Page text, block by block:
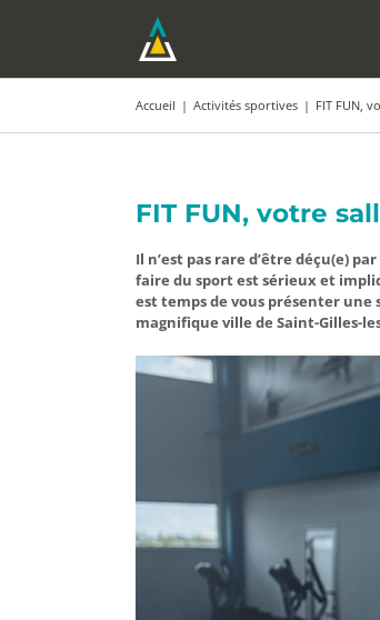
Accueil | Activités sportives | FIT FUN,
FIT FUN, votre
Il n’est pas rare d’être déçu(e)
faire du sport est sérieux et
est temps de vous présenter
magnifique ville de Saint-Gilles-